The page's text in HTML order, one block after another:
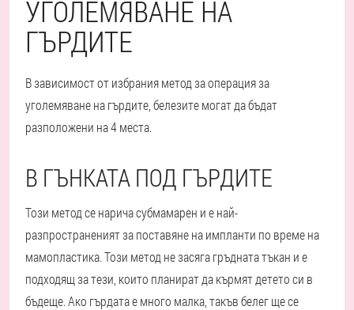
УГОЛЕМЯВАНЕ НА
ГЪРДИТЕ
В зависимост от избрания метод за операция за
уголемяване на гърдите, белезите могат да бъдат
разположени на 4 места.
В ГЪНКАТА ПОД ГЪРДИТЕ
Този метод се нарича субмамарен и е най-
разпространеният за поставяне на импланти по време на
мамопластика. Този метод не засяга гръдната тъкан и е
подходящ за тези, които планират да кърмят детето си в
бъдеще. Ако гърдата е много малка, такъв белег ще се